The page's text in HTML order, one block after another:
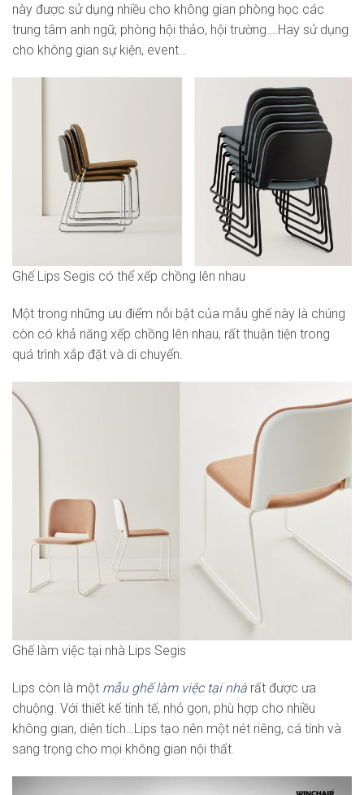
này được sử dụng nhiều cho không gian phòng học các
trung tâm anh ngữ, phòng hội thảo, hội trường….Hay sử dụng
cho không gian sự kiện, event…
Ghế Lips Segis có thể xếp chồng lên nhau
Một trong những ưu điểm nỗi bật của mẫu ghế này là chúng
còn có khả năng xếp chồng lên nhau, rất thuận tiện trong
quá trình xắp đặt và di chuyển.
Ghế làm việc tại nhà Lips Segis
Lips còn là một mẫu ghế làm việc tại nhà rất được ưa
chuộng. Với thiết kế tinh tế, nhỏ gọn, phù hợp cho nhiều
không gian, diện tích…Lips tạo nên một nét riêng, cá tính và
sang trọng cho mọi không gian nội thất.